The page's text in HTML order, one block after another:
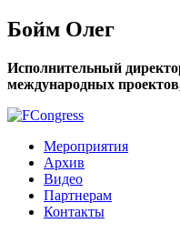
Бойм Олег
Исполнительный
международных
Мероприятия
Архив
Видео
Партнерам
Контакты